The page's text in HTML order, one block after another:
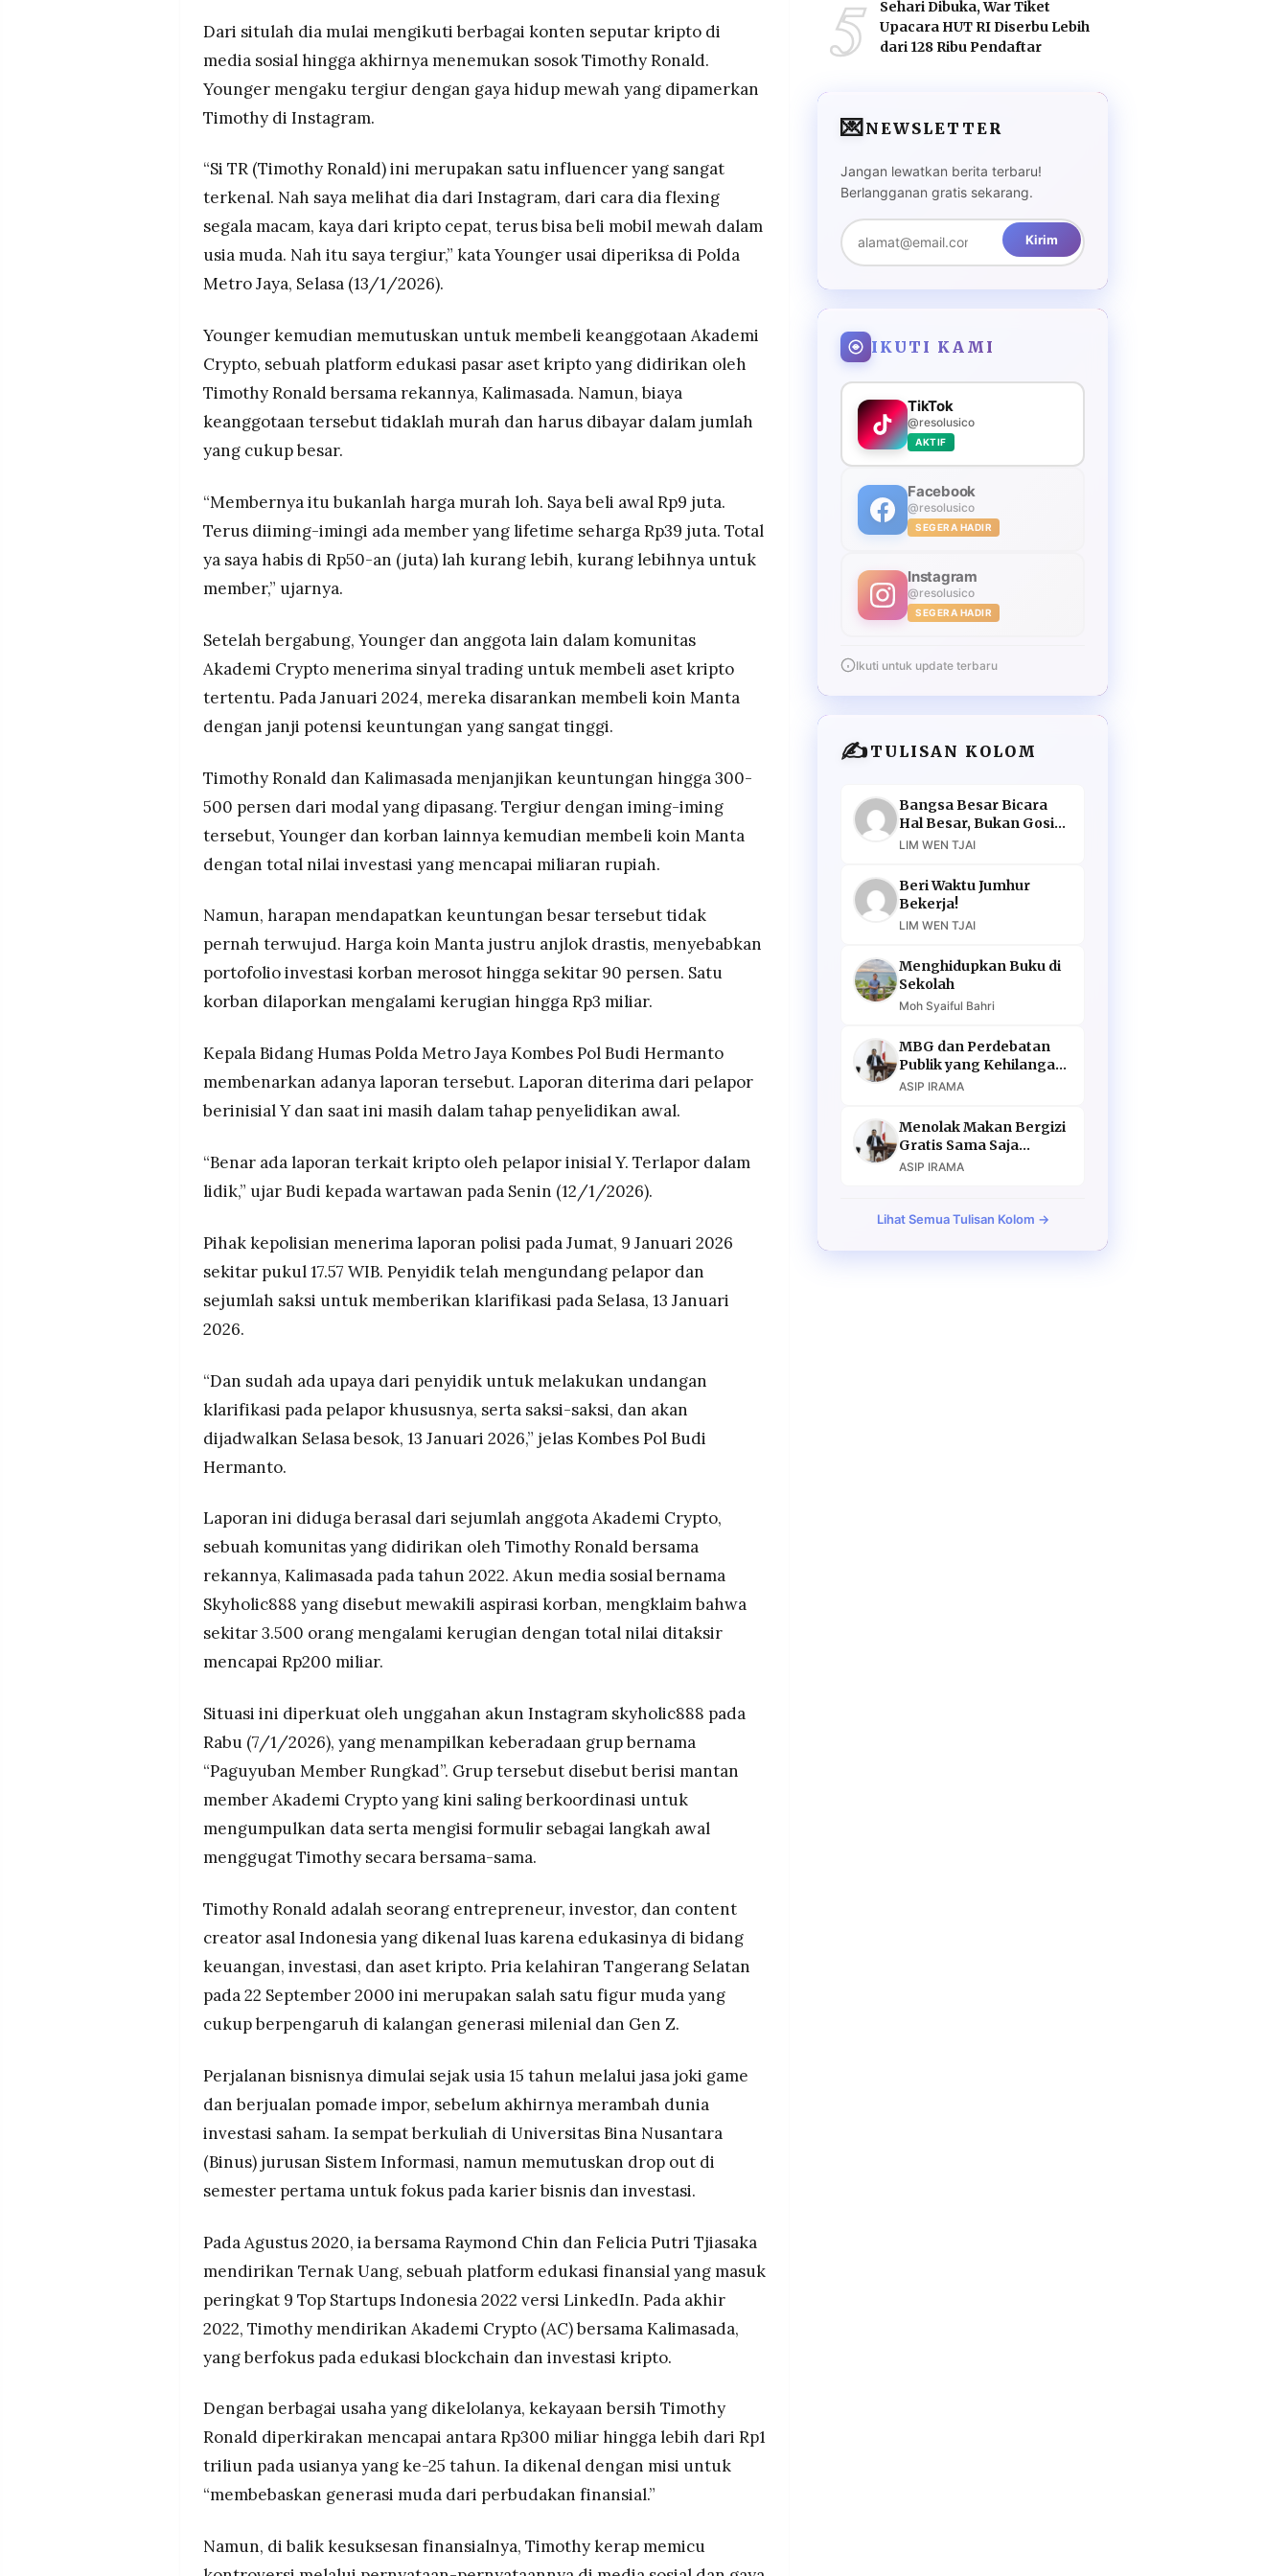
Dari situlah dia mulai mengikuti berbagai konten seputar kripto di
media sosial hingga akhirnya menemukan sosok Timothy Ronald.
Younger mengaku tergiur dengan gaya hidup mewah yang dipamerkan
Timothy di Instagram.
“Si TR (Timothy Ronald) ini merupakan satu influencer yang sangat
terkenal. Nah saya melihat dia dari Instagram, dari cara dia flexing
segala macam, kaya dari kripto cepat, terus bisa beli mobil mewah dalam
usia muda. Nah itu saya tergiur,” kata Younger usai diperiksa di Polda
Metro Jaya, Selasa (13/1/2026).
Younger kemudian memutuskan untuk membeli keanggotaan Akademi
Crypto, sebuah platform edukasi pasar aset kripto yang didirikan oleh
Timothy Ronald bersama rekannya, Kalimasada. Namun, biaya
keanggotaan tersebut tidaklah murah dan harus dibayar dalam jumlah
yang cukup besar.
“Membernya itu bukanlah harga murah loh. Saya beli awal Rp9 juta.
Terus diiming-imingi ada member yang lifetime seharga Rp39 juta. Total
ya saya habis di Rp50-an (juta) lah kurang lebih, kurang lebihnya untuk
member,” ujarnya.
Setelah bergabung, Younger dan anggota lain dalam komunitas
Akademi Crypto menerima sinyal trading untuk membeli aset kripto
tertentu. Pada Januari 2024, mereka disarankan membeli koin Manta
dengan janji potensi keuntungan yang sangat tinggi.
Timothy Ronald dan Kalimasada menjanjikan keuntungan hingga 300-
500 persen dari modal yang dipasang. Tergiur dengan iming-iming
tersebut, Younger dan korban lainnya kemudian membeli koin Manta
dengan total nilai investasi yang mencapai miliaran rupiah.
Namun, harapan mendapatkan keuntungan besar tersebut tidak
pernah terwujud. Harga koin Manta justru anjlok drastis, menyebabkan
portofolio investasi korban merosot hingga sekitar 90 persen. Satu
korban dilaporkan mengalami kerugian hingga Rp3 miliar.
Kepala Bidang Humas Polda Metro Jaya Kombes Pol Budi Hermanto
membenarkan adanya laporan tersebut. Laporan diterima dari pelapor
berinisial Y dan saat ini masih dalam tahap penyelidikan awal.
“Benar ada laporan terkait kripto oleh pelapor inisial Y. Terlapor dalam
lidik,” ujar Budi kepada wartawan pada Senin (12/1/2026).
Pihak kepolisian menerima laporan polisi pada Jumat, 9 Januari 2026
sekitar pukul 17.57 WIB. Penyidik telah mengundang pelapor dan
sejumlah saksi untuk memberikan klarifikasi pada Selasa, 13 Januari
2026.
“Dan sudah ada upaya dari penyidik untuk melakukan undangan
klarifikasi pada pelapor khususnya, serta saksi-saksi, dan akan
dijadwalkan Selasa besok, 13 Januari 2026,” jelas Kombes Pol Budi
Hermanto.
Laporan ini diduga berasal dari sejumlah anggota Akademi Crypto,
sebuah komunitas yang didirikan oleh Timothy Ronald bersama
rekannya, Kalimasada pada tahun 2022. Akun media sosial bernama
Skyholic888 yang disebut mewakili aspirasi korban, mengklaim bahwa
sekitar 3.500 orang mengalami kerugian dengan total nilai ditaksir
mencapai Rp200 miliar.
Situasi ini diperkuat oleh unggahan akun Instagram skyholic888 pada
Rabu (7/1/2026), yang menampilkan keberadaan grup bernama
“Paguyuban Member Rungkad”. Grup tersebut disebut berisi mantan
member Akademi Crypto yang kini saling berkoordinasi untuk
mengumpulkan data serta mengisi formulir sebagai langkah awal
menggugat Timothy secara bersama-sama.
Timothy Ronald adalah seorang entrepreneur, investor, dan content
creator asal Indonesia yang dikenal luas karena edukasinya di bidang
keuangan, investasi, dan aset kripto. Pria kelahiran Tangerang Selatan
pada 22 September 2000 ini merupakan salah satu figur muda yang
cukup berpengaruh di kalangan generasi milenial dan Gen Z.
Perjalanan bisnisnya dimulai sejak usia 15 tahun melalui jasa joki game
dan berjualan pomade impor, sebelum akhirnya merambah dunia
investasi saham. Ia sempat berkuliah di Universitas Bina Nusantara
(Binus) jurusan Sistem Informasi, namun memutuskan drop out di
semester pertama untuk fokus pada karier bisnis dan investasi.
Pada Agustus 2020, ia bersama Raymond Chin dan Felicia Putri Tjiasaka
mendirikan Ternak Uang, sebuah platform edukasi finansial yang masuk
peringkat 9 Top Startups Indonesia 2022 versi LinkedIn. Pada akhir
2022, Timothy mendirikan Akademi Crypto (AC) bersama Kalimasada,
yang berfokus pada edukasi blockchain dan investasi kripto.
Dengan berbagai usaha yang dikelolanya, kekayaan bersih Timothy
Ronald diperkirakan mencapai antara Rp300 miliar hingga lebih dari Rp1
triliun pada usianya yang ke-25 tahun. Ia dikenal dengan misi untuk
“membebaskan generasi muda dari perbudakan finansial.”
Namun, di balik kesuksesan finansialnya, Timothy kerap memicu
5
Sehari Dibuka, War Tiket
Upacara HUT RI Diserbu Lebih
dari 128 Ribu Pendaftar
💌NEWSLETTER
Jangan lewatkan berita terbaru!
Berlangganan gratis sekarang.
Kirim
IKUTI KAMI
TikTok
@resolusico
AKTIF
Facebook
@resolusico
SEGERA HADIR
Instagram
@resolusico
SEGERA HADIR
Ikuti untuk update terbaru
✍️TULISAN KOLOM
Bangsa Besar Bicara
Hal Besar, Bukan Gosip
Murahan
LIM WEN TJAI
Beri Waktu Jumhur
Bekerja!
LIM WEN TJAI
Menghidupkan Buku di
Sekolah
Moh Syaiful Bahri
MBG dan Perdebatan
Publik yang Kehilangan
Argumen
ASIP IRAMA
Menolak Makan Bergizi
Gratis Sama Saja
Menolak Masa Depan
ASIP IRAMA
Lihat Semua Tulisan Kolom →